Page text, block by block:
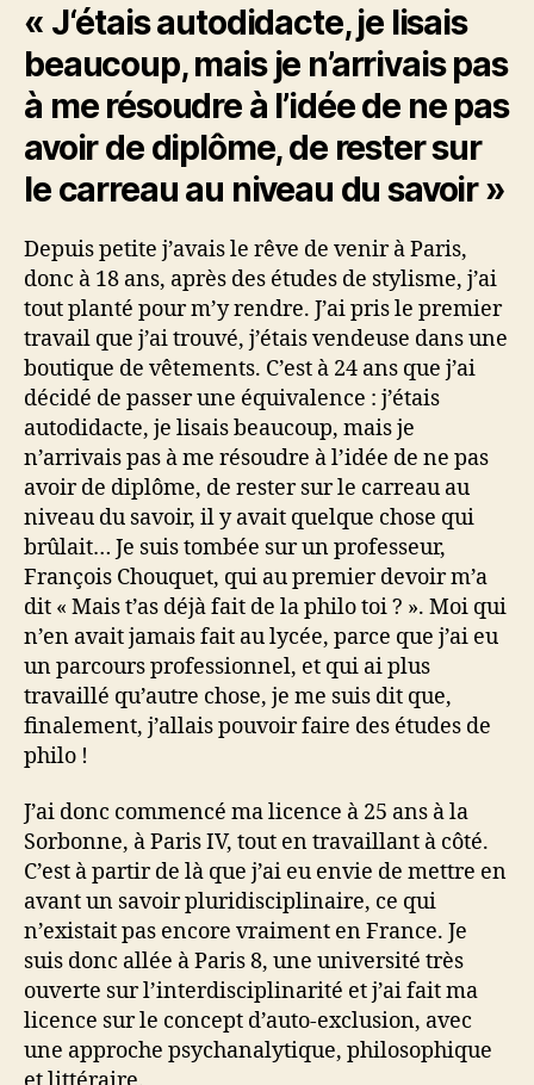
« J‘étais autodidacte, je lisais
beaucoup, mais je n’arrivais pas
à me résoudre à l’idée de ne pas
avoir de diplôme, de rester sur
le carreau au niveau du savoir »
Depuis petite j’avais le rêve de venir à Paris,
donc à 18 ans, après des études de stylisme, j’ai
tout planté pour m’y rendre. J’ai pris le premier
travail que j’ai trouvé, j’étais vendeuse dans une
boutique de vêtements. C’est à 24 ans que j’ai
décidé de passer une équivalence : j’étais
autodidacte, je lisais beaucoup, mais je
n’arrivais pas à me résoudre à l’idée de ne pas
avoir de diplôme, de rester sur le carreau au
niveau du savoir, il y avait quelque chose qui
brûlait… Je suis tombée sur un professeur,
François Chouquet, qui au premier devoir m’a
dit « Mais t’as déjà fait de la philo toi ? ». Moi qui
n’en avait jamais fait au lycée, parce que j’ai eu
un parcours professionnel, et qui ai plus
travaillé qu’autre chose, je me suis dit que,
finalement, j’allais pouvoir faire des études de
philo !
J’ai donc commencé ma licence à 25 ans à la
Sorbonne, à Paris IV, tout en travaillant à côté.
C’est à partir de là que j’ai eu envie de mettre en
avant un savoir pluridisciplinaire, ce qui
n’existait pas encore vraiment en France. Je
suis donc allée à Paris 8, une université très
ouverte sur l’interdisciplinarité et j’ai fait ma
licence sur le concept d’auto-exclusion, avec
une approche psychanalytique, philosophique